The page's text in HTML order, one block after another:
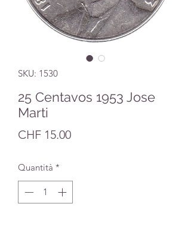
SKU: 1530
25 Centavos 1953 Jose
Marti
CHF 15.00Prezzo
Quantità *